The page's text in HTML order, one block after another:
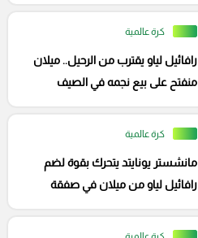
كرة عالمية
رافائيل لياو يقترب من الرحيل.. ميلان
منفتح على بيع نجمه في الصيف
كرة عالمية
مانشستر يونايتد يتحرك بقوة لضم
رافائيل لياو من ميلان في صفقة